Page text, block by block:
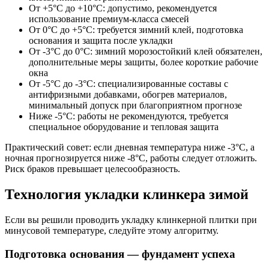
От +5°C до +10°C: допустимо, рекомендуется
использование премиум-класса смесей
От 0°C до +5°C: требуется зимний клей, подготовка
основания и защита после укладки
От -3°C до 0°C: зимний морозостойкий клей обязателен,
дополнительные меры защиты, более короткие рабочие
окна
От -5°C до -3°C: специализированные составы с
антифризными добавками, обогрев материалов,
минимальный допуск при благоприятном прогнозе
Ниже -5°C: работы не рекомендуются, требуется
специальное оборудование и тепловая защита
Практический совет: если дневная температура ниже -3°C, а
ночная прогнозируется ниже -8°C, работы следует отложить.
Риск браков превышает целесообразность.
Технология укладки клинкера зимой
Если вы решили проводить укладку клинкерной плитки при
минусовой температуре, следуйте этому алгоритму.
Подготовка основания — фундамент успеха